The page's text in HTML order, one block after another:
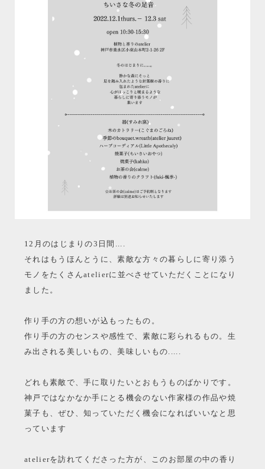
12月のはじまりの3日間....
それはもうほんとうに、素敵な方々の暮らしに寄り添う
モノをたくさんatelierに並べさせていただくことになり
ました。
作り手の方の想いが込もったもの。
作り手の方のセンスや感性で、素敵に彩られるもの。生
み出される美しいもの、美味しいもの.....
どれも素敵で、手に取りたいとおもうものばかりです。
神戸ではなかなか手にとる機会のない作家様の作品や焼
菓子も、ぜひ、知っていただく機会になればいいなと思
っています
atelierを訪れてくださった方が、このお部屋の中の香り